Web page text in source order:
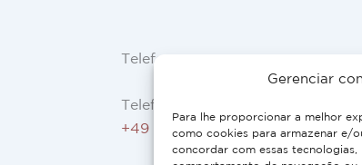
Gerenciar
Para lhe proporcionar a melhor
como cookies para armazenar e/
concordar com essas
Telefone
Telefone AT, DE, EN:
+49 9503 5044 0695